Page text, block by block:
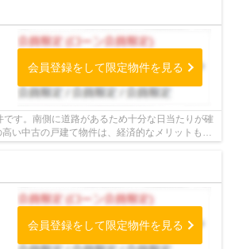
会員登録をして限定物件を見る
す。南側に道路があるため十分な日当たりが確
い中古の戸建て物件は、経済的なメリットも大
ムの購入を当社スタッ...
会員登録をして限定物件を見る